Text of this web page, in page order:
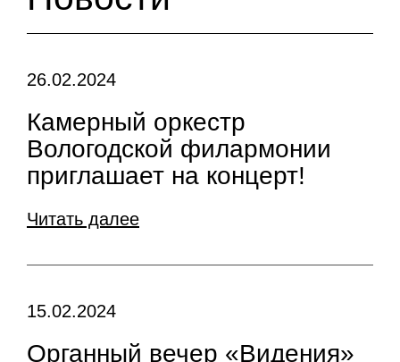
26.02.2024
Камерный оркестр
Вологодской филармонии
приглашает на концерт!
Читать далее
15.02.2024
Органный вечер «Видения»